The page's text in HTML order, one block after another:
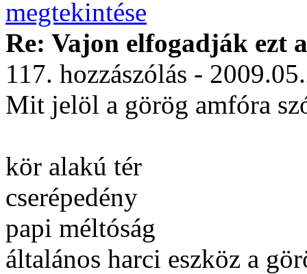
Re: Vajon elfogadják ezt
117. hozzászólás -
Mit jelöl a görög amfóra
kör alakú tér
cserépedény
papi méltóság
általános harci eszköz a